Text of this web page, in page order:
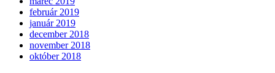
február 2019
január 2019
december 2018
november 2018
október 2018